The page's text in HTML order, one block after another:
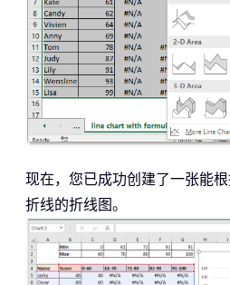
现在，您已成功创建了一张能
折线的折线图。